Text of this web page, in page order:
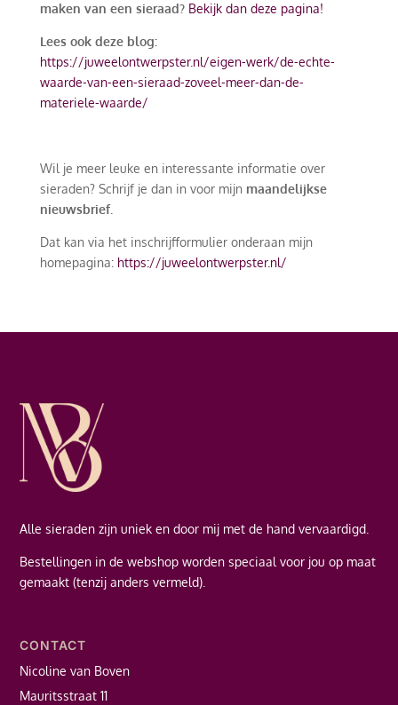
maken van een sieraad? Bekijk dan deze pagina!
Lees ook deze blog:
https://juweelontwerpster.nl/eigen-werk/de-echte-
waarde-van-een-sieraad-zoveel-meer-dan-de-
materiele-waarde/
Wil je meer leuke en interessante informatie over
sieraden? Schrijf je dan in voor mijn maandelijkse
nieuwsbrief.
Dat kan via het inschrijfformulier onderaan mijn
homepagina: https://juweelontwerpster.nl/
Alle sieraden zijn uniek en door mij met de hand vervaardigd.
Bestellingen in de webshop worden speciaal voor jou op maat
gemaakt (tenzij anders vermeld).
CONTACT
Nicoline van Boven
Mauritsstraat 11